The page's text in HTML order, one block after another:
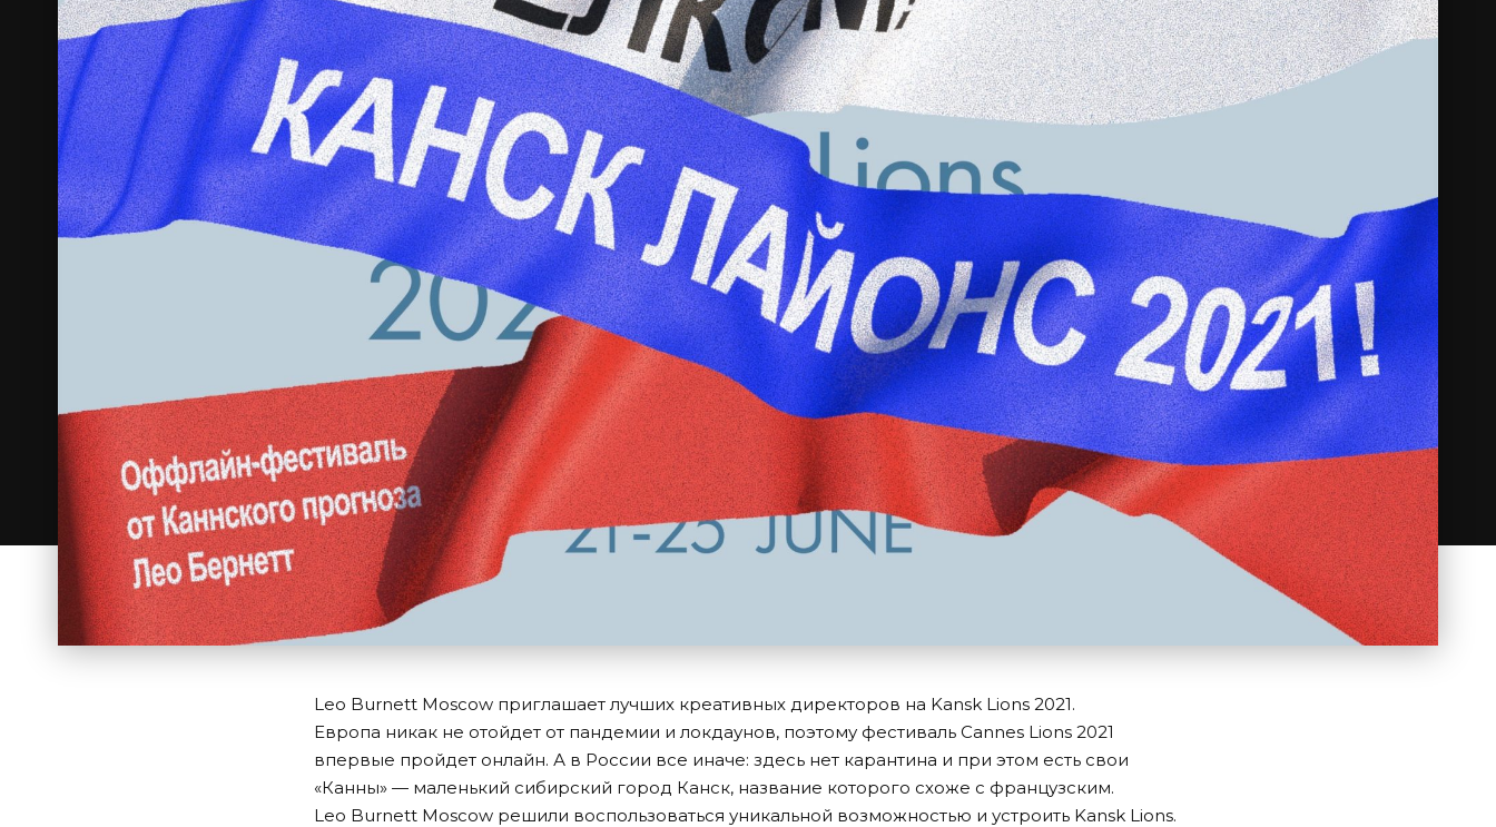
Leo Burnett Moscow приглашает лучших креативных директоров на Kansk Lions 2021.
Европа никак не отойдет от пандемии и локдаунов, поэтому фестиваль Cannes Lions 2021
впервые пройдет онлайн. А в России все иначе: здесь нет карантина и при этом есть свои
«Канны» — маленький сибирский город Канск, название которого схоже с французским.
Leo Burnett Moscow решили воспользоваться уникальной возможностью и устроить Kansk Lions.